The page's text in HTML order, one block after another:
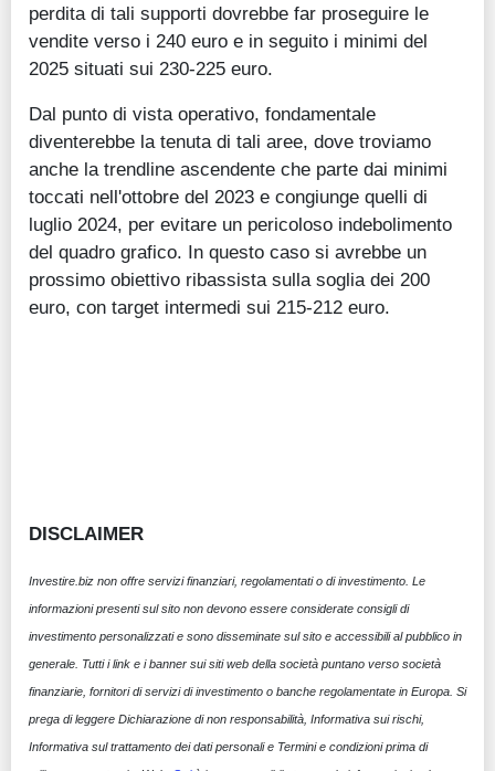
perdita di tali supporti dovrebbe far proseguire le
vendite verso i 240 euro e in seguito i minimi del
2025 situati sui 230-225 euro.
Dal punto di vista operativo, fondamentale
diventerebbe la tenuta di tali aree, dove troviamo
anche la trendline ascendente che parte dai minimi
toccati nell'ottobre del 2023 e congiunge quelli di
luglio 2024, per evitare un pericoloso indebolimento
del quadro grafico. In questo caso si avrebbe un
prossimo obiettivo ribassista sulla soglia dei 200
euro, con target intermedi sui 215-212 euro.
DISCLAIMER
Investire.biz non offre servizi finanziari, regolamentati o di investimento. Le
informazioni presenti sul sito non devono essere considerate consigli di
investimento personalizzati e sono disseminate sul sito e accessibili al pubblico in
generale. Tutti i link e i banner sui siti web della società puntano verso società
finanziarie, fornitori di servizi di investimento o banche regolamentate in Europa. Si
prega di leggere Dichiarazione di non responsabilità, Informativa sui rischi,
Informativa sul trattamento dei dati personali e Termini e condizioni prima di